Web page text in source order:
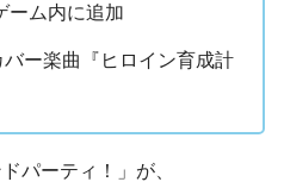
ーム内に追加
バー楽曲『ヒロイン育成計
パーティ！」が、